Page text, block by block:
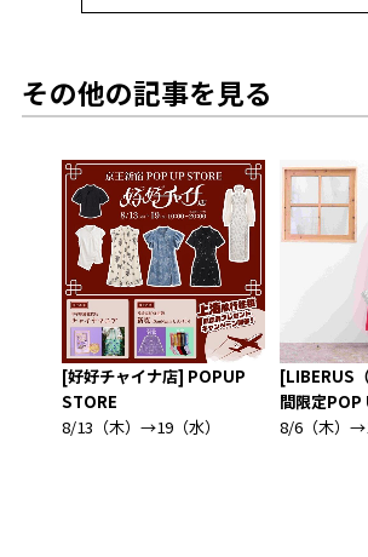
その他の記事を見る
ャイナ店] POPUP
）→19（水）
[LIBERUS（リベラス）] 期
間限定POP UP SHOP
8/6（木）→12（水）